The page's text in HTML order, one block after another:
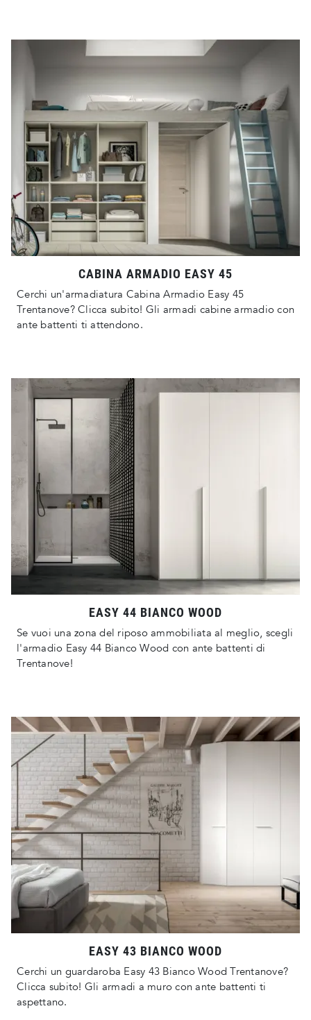
CABINA ARMADIO EASY 45
Cerchi un'armadiatura Cabina Armadio Easy 45
Trentanove? Clicca subito! Gli armadi cabine armadio con
ante battenti ti attendono.
EASY 44 BIANCO WOOD
Se vuoi una zona del riposo ammobiliata al meglio, scegli
l'armadio Easy 44 Bianco Wood con ante battenti di
Trentanove!
EASY 43 BIANCO WOOD
Cerchi un guardaroba Easy 43 Bianco Wood Trentanove?
Clicca subito! Gli armadi a muro con ante battenti ti
aspettano.